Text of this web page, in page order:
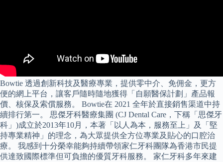
Bowtie 透過創新科技及醫療專業，提供零中介、免佣金，更方
便的網上平台，讓客戶隨時隨地獲得「自願醫保計劃」產品報
價、核保及索償服務。 Bowtie在 2021 全年於直接銷售渠道中持
續排行第一。 思傑牙科醫療集團 (CJ Dental Care，下稱「思傑牙
科」)成立於2013年10月，本著「以人為本，服務至上」及「堅
持專業精神」的理念，為大眾提供全方位專業及貼心的口腔治
療。 我感到十分榮幸能夠持續帶領家仁牙科團隊為香港市民提
供達致國際標準但可負擔的優質牙科服務。 家仁牙科多年來建